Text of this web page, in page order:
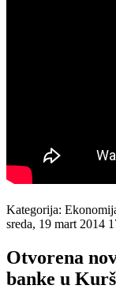
Kategorija:
sreda, 19 mart 2014
Otvorena
banke u